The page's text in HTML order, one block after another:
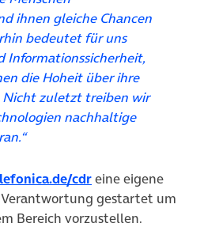
ihnen gleiche Chancen
bedeutet für uns
Informationssicherheit,
die Hoheit über ihre
zuletzt treiben wir
nachhaltige
cdr(öffnet in neuem
eine eigene
gestartet um
Bereich vorzustellen.